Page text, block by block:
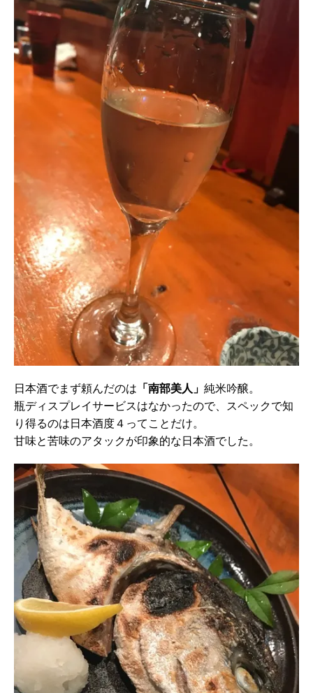
日本酒でまず頼んだのは 「南部美人」 純米吟醸。
瓶ディスプレイサービスはなかったので、スペックで知
り得るのは日本酒度４ってことだけ。
甘味と苦味のアタックが印象的な日本酒でした。